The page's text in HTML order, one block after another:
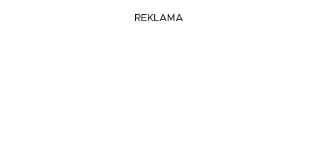
REKLAMA